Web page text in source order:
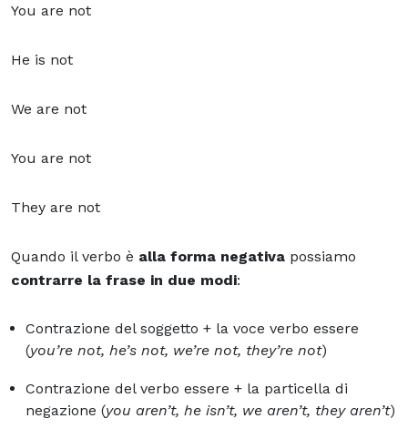
You are not
He is not
We are not
You are not
They are not
Quando il verbo è alla forma negativa possiamo
contrarre la frase in due modi:
Contrazione del soggetto + la voce verbo essere
(you’re not, he’s not, we’re not, they’re not)
Contrazione del verbo essere + la particella di
negazione (you aren’t, he isn’t, we aren’t, they aren’t)